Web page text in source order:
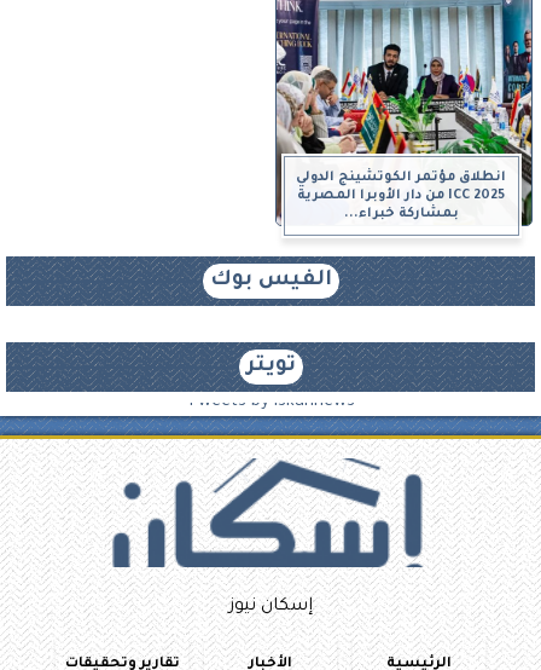
انطلاق مؤتمر الكوتشينج الدولي
ICC 2025 من دار الأوبرا المصرية
بمشاركة خبراء...
الفيس بوك
تويتر
Tweets by iskannews
إسكان نيوز
الرئيسية الأخبار تقارير وتحقيقات